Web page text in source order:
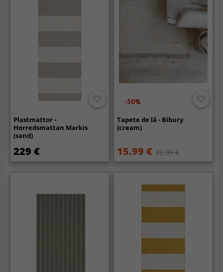
Plastmattor -
Horredsmattan Markis
(sand)
229 €
-50%
Tapete de lã - Bibury
(cream)
15.99 € 32.99 €